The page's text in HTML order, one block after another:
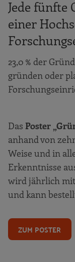
Jede fünfte
einer
23,0 % der
gründen oder
Das Poster
anhand von
Weise und in
Erkenntnisse
wird jährlich
und kann
ZUM POSTER